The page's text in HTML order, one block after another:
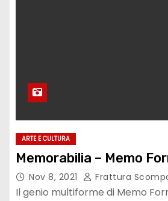
ARTE E CULTURA
Memorabilia – Memo
Nov 8, 2021 Frattura
Il genio multiforme di Memo